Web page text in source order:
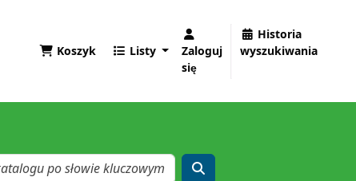
Koszyk Listy
Zaloguj
się
Historia
wyszukiwania